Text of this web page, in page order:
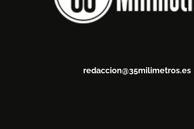
redaccion@35milimetros.es